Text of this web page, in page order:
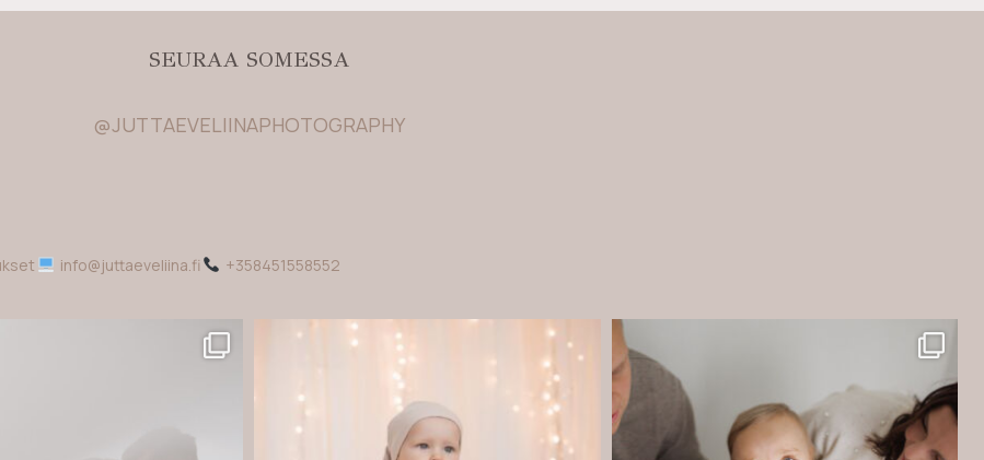
SEURAA SOMESSA
@JUTTAEVELIINAPHOTOGRAPHY
info@juttaeveliina.fi +358451558552